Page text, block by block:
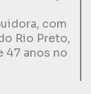
com
Rio Preto,
47 anos no